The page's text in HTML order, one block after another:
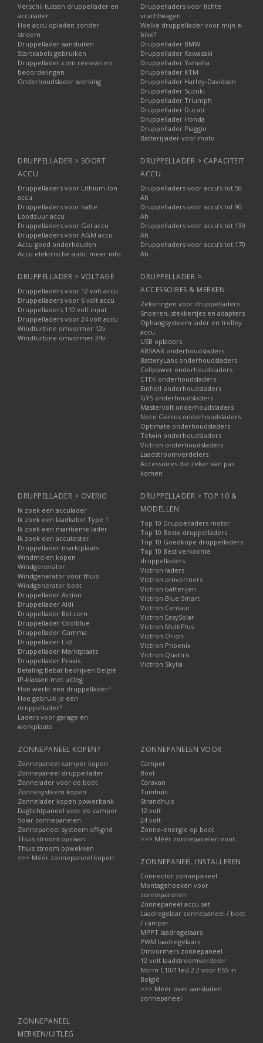
Verschil tussen druppellader en
acculader
Hoe accu opladen zonder
stroom
Druppellader aansluiten
Startkabels gebruiken
Druppellader.com reviews en
beoordelingen
Onderhoudslader werking
Druppelladers voor lichte
vrachtwagen
Welke druppellader voor mijn e-
bike?
Druppellader BMW
Druppellader Kawasaki
Druppellader Yamaha
Druppellader KTM
Druppellader Harley-Davidson
Druppellader Suzuki
Druppellader Triumph
Druppellader Ducati
Druppellader Honda
Druppellader Piaggio
Batterijlader voor moto
DRUPPELLADER > SOORT
ACCU
Druppelladers voor Lithium-Ion
accu
Druppelladers voor natte
Loodzuur accu
Druppelladers voor Gel accu
Druppelladers voor AGM accu
Accu goed onderhouden
Accu elektrische auto: meer info
DRUPPELLADER > CAPACITEIT
ACCU
Druppelladers voor accu’s tot 50
Ah
Druppelladers voor accu’s tot 90
Ah
Druppelladers voor accu’s tot 130
Ah
Druppelladers voor accu’s tot 170
Ah
DRUPPELLADER > VOLTAGE
Druppelladers voor 12 volt accu
Druppelladers voor 6 volt accu
Druppelladers 110 volt input
Druppelladers voor 24 volt accu
Windturbine omvormer 12v
Windturbine omvormer 24v
DRUPPELLADER >
ACCESSOIRES & MERKEN
Zekeringen voor druppelladers
Snoeren, stekkertjes en adapters
Ophangsysteem lader en trolley
accu
USB opladers
ABSAAR onderhoudsladers
BatteryLabs onderhoudsladers
Cellpower onderhoudsladers
CTEK onderhoudsladers
Einhell onderhoudsladers
GYS onderhoudsladers
Mastervolt onderhoudsladers
Noco Genius onderhoudsladers
Optimate onderhoudsladers
Telwin onderhoudsladers
Victron onderhoudsladers
Laadstroomverdelers
Accessoires die zeker van pas
komen
DRUPPELLADER > OVERIG
Ik zoek een acculader
Ik zoek een laadkabel Type 1
Ik zoek een maritieme lader
Ik zoek een accutester
Druppellader marktplaats
Windmolen kopen
Windgenerator
Windgenerator voor thuis
Windgenerator boot
Druppellader Action
Druppellader Aldi
Druppellader Bol.com
Druppellader Coolblue
Druppellader Gamma
Druppellader Lidl
Druppellader Marktplaats
Druppellader Praxis
Betaling Bebat bedrijven België
IP-klassen met uitleg
Hoe werkt een druppellader?
Hoe gebruik je een
druppellader?
Laders voor garage en
werkplaats
DRUPPELLADER > TOP 10 &
MODELLEN
Top 10 Druppelladers motor
Top 10 Beste druppelladers
Top 10 Goedkope druppelladers
Top 10 Best verkochte
druppelladers
Victron laders
Victron omvormers
Victron batterijen
Victron Blue Smart
Victron Centaur
Victron EasySolar
Victron MultiPlus
Victron Orion
Victron Phoenix
Victron Quattro
Victron Skylla
ZONNEPANEEL KOPEN?
Zonnepaneel camper kopen
Zonnepaneel druppellader
Zonnelader voor de boot
Zonnesysteem kopen
Zonnelader kopen powerbank
Daglichtpaneel voor de camper
Solar zonnepanelen
Zonnepaneel systeem off-grid
Thuis stroom opslaan
Thuis stroom opwekken
>>> Méér zonnepaneel kopen
ZONNEPANELEN VOOR
Camper
Boot
Caravan
Tuinhuis
Strandhuis
12 volt
24 volt
Zonne-energie op boot
>>> Méér zonnepanelen voor...
ZONNEPANEEL INSTALLEREN
Connector zonnepaneel
Montagehoeken voor
zonnepanelen
Zonnepaneel accu set
Laadregelaar zonnepaneel / boot
/ camper
MPPT laadregelaars
PWM laadregelaars
Omvormers zonnepaneel
12 volt laadstroomverdeler
Norm C10/11ed.2.2 voor ESS in
België
>>> Méér over aansluiten
zonnepaneel
ZONNEPANEEL
MERKEN/UITLEG